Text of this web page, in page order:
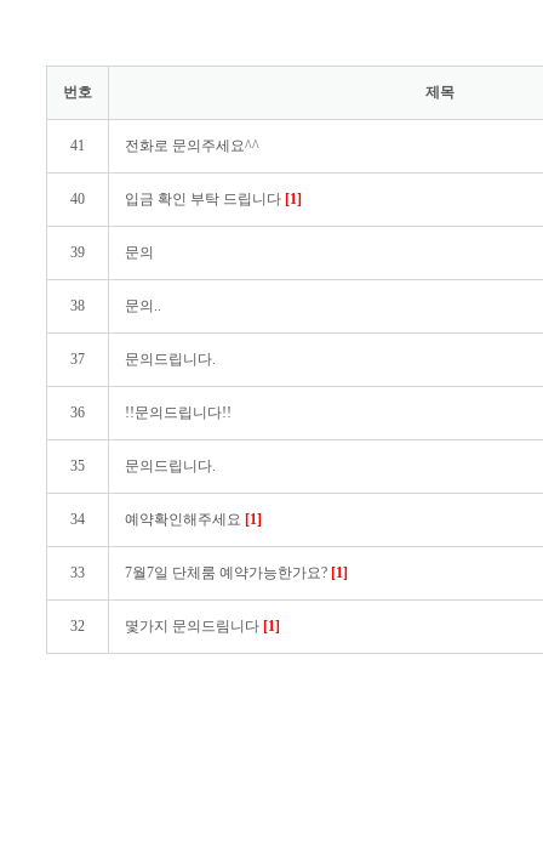
번호 제목
41 전화로 문의주세요^^
40 입금 확인 부탁 드립니다 [1]
39 문의
38 문의..
37 문의드립니다.
36 !!문의드립니다!!
35 문의드립니다.
34 예약확인해주세요 [1]
33 7월7일 단체룸 예약가능한가요? [1]
32 몇가지 문의드림니다 [1]